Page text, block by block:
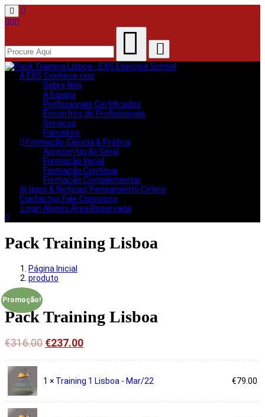
Menu
A EXS Conhece-nos
Sobre Nós
A Equipa
Profissionais Certificados
Encontros de Profissionais
Serviços
Parceiros
Formação Ciência & Prática
Apresentação Geral
Formação Inicial
Formação Contínua
Formação Complementar
Artigos & Notícias Pensamento Crítico
Contactos Fale Connosco
Login Alunos Área Reservada
Pack Training Lisboa
Página Inicial
produto
Promoção!
Pack Training Lisboa
€316.00 €237.00
1 × Training 1 Lisboa - Mar/22 €79.00